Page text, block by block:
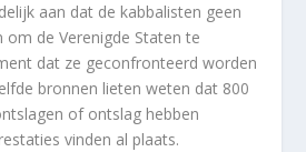
aan dat de kabbalisten geen
de Verenigde Staten te
dat ze geconfronteerd worden
bronnen lieten weten dat 800
of ontslag hebben
vinden al plaats.